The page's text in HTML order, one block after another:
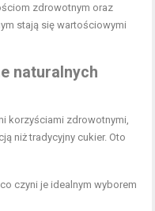
zdrowotnym oraz
stają się wartościowymi
naturalnych
korzyściami zdrowotnymi,
niż tradycyjny cukier. Oto
czyni je idealnym wyborem